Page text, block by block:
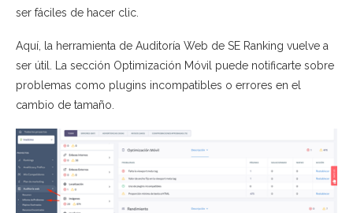
ser fáciles de hacer clic.
Aquí, la herramienta de Auditoría Web de SE Ranking vuelve a
ser útil. La sección Optimización Móvil puede notificarte sobre
problemas como plugins incompatibles o errores en el
cambio de tamaño.